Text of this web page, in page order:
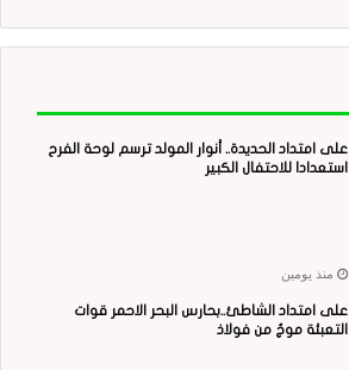
على امتداد الحديدة.. أنوار المولد ترسم لوحة الفرح
استعدادا للاحتفال الكبير
منذ يومين
على امتداد الشاطئ..بحارس البحر الاحمر قوات
التعبئة موجٌ من فولاذ